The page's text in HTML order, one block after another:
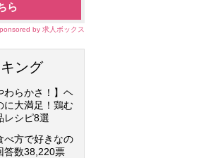
ら
by 求人ボックス
ング
わらかさ！】ヘ
に大満足！鶏む
レシピ8選
べ方で好きなの
答数38,220票